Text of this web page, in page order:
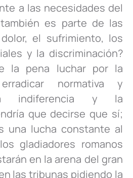
a las necesidades del
es parte de las
el sufrimiento, los
y la discriminación?
la pena luchar por la
normativa y
indiferencia y la
que decirse que sí;
una lucha constante al
gladiadores romanos
en la arena del gran
las tribunas pidiendo la